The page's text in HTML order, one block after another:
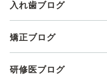
入れ歯ブログ
矯正ブログ
研修医ブログ